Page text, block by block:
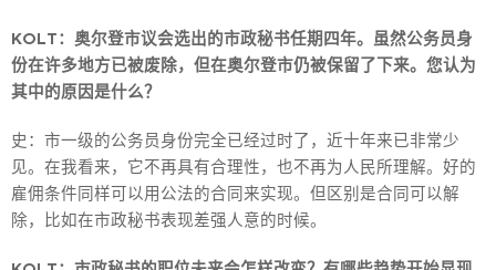
KOLT：奥尔登市议会选出的市政秘书任期四年。虽然公务员身
份在许多地方已被废除，但在奥尔登市仍被保留了下来。您认为
其中的原因是什么？
史：市一级的公务员身份完全已经过时了，近十年来已非常少
见。在我看来，它不再具有合理性，也不再为人民所理解。好的
雇佣条件同样可以用公法的合同来实现。但区别是合同可以解
除，比如在市政秘书表现差强人意的时候。